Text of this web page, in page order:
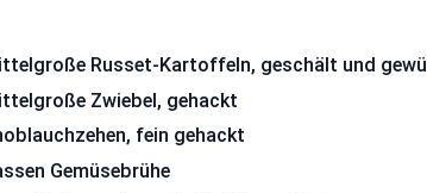
Russet-Kartoffeln, geschält und
Zwiebel, gehackt
fein gehackt
Gemüsebrühe